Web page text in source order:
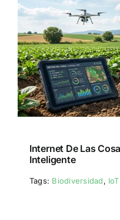
Internet De Las
Inteligente
Tags: Biodiversidad,